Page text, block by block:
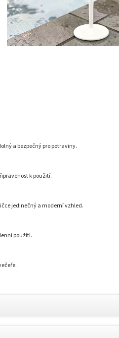
a bezpečný pro potraviny.
k použití.
jedinečný a moderní vzhled.
použití.